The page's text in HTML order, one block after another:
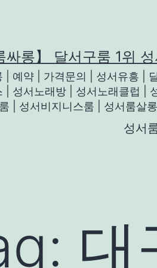
싸롱】 달서구룸 1위
| 예약 | 가격문의 | 성서유흥 |
| 성서노래방 | 성서노래클럽 |
룸 | 성서비지니스룸 | 성서룸살롱
성서
대